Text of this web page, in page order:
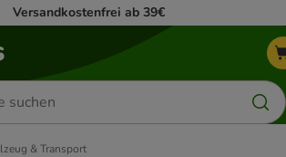
Versandkostenfrei ab 39€
& Transport